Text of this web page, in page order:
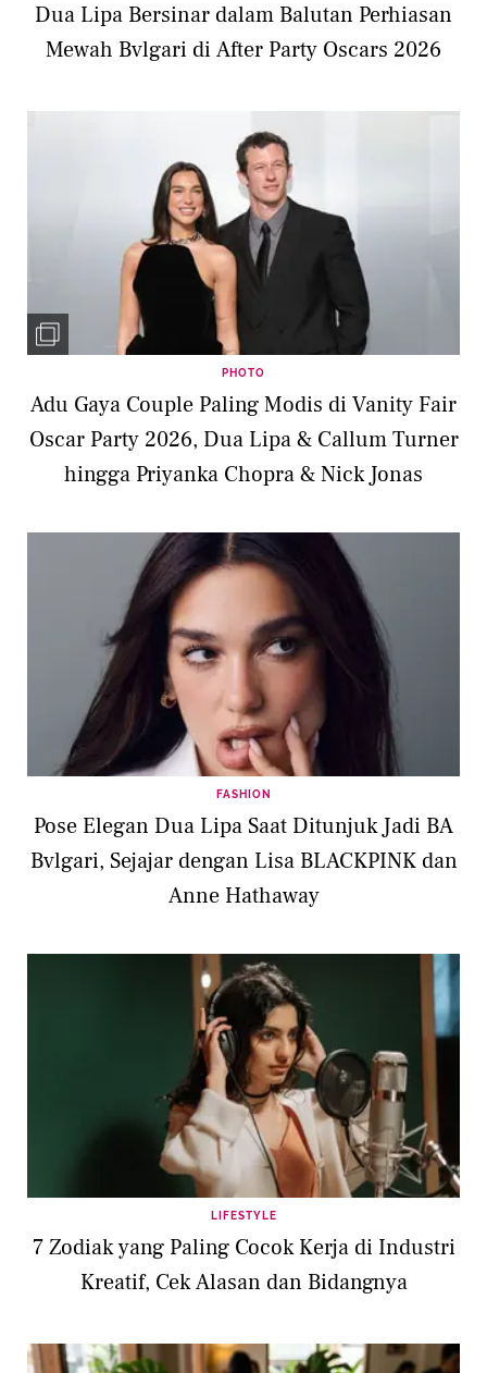
Dua Lipa Bersinar dalam Balutan Perhiasan
Mewah Bvlgari di After Party Oscars 2026
PHOTO
Adu Gaya Couple Paling Modis di Vanity Fair
Oscar Party 2026, Dua Lipa & Callum Turner
hingga Priyanka Chopra & Nick Jonas
FASHION
Pose Elegan Dua Lipa Saat Ditunjuk Jadi BA
Bvlgari, Sejajar dengan Lisa BLACKPINK dan
Anne Hathaway
LIFESTYLE
7 Zodiak yang Paling Cocok Kerja di Industri
Kreatif, Cek Alasan dan Bidangnya